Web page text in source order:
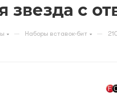
звезда с
— Наборы вставок-бит —